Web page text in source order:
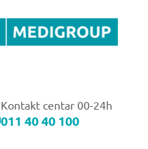
Kontakt centar 00-24h
011 40 40 100